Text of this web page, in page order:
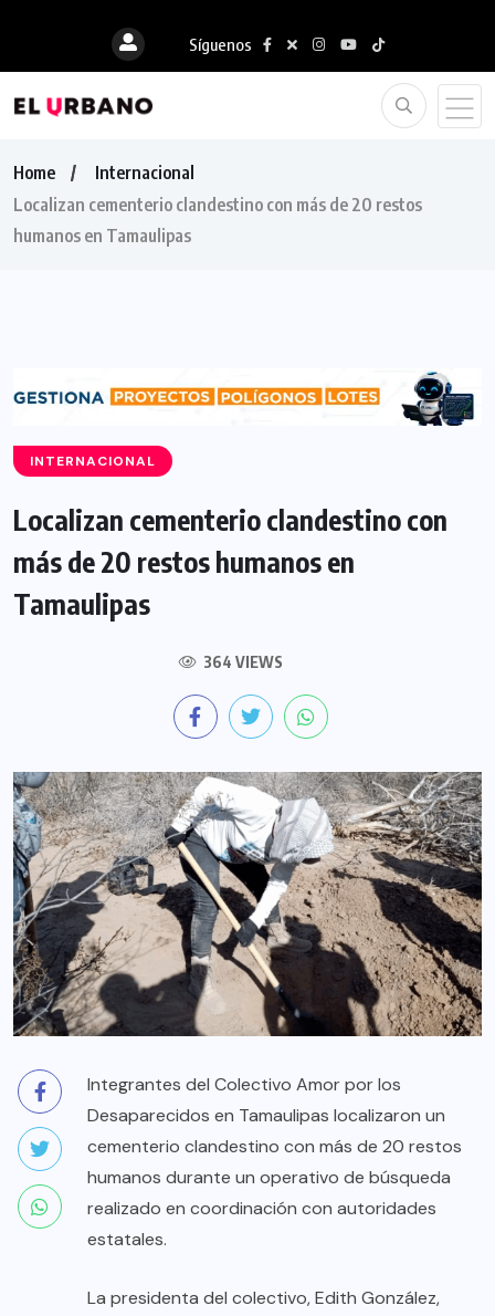
Síguenos
Home
Internacional
Localizan cementerio clandestino con más de 20 restos
humanos en Tamaulipas
INTERNACIONAL
Localizan cementerio clandestino con
más de 20 restos humanos en
Tamaulipas
364 VIEWS
Integrantes del Colectivo Amor por los
Desaparecidos en Tamaulipas localizaron un
cementerio clandestino con más de 20 restos
humanos durante un operativo de búsqueda
realizado en coordinación con autoridades
estatales.
La presidenta del colectivo, Edith González,